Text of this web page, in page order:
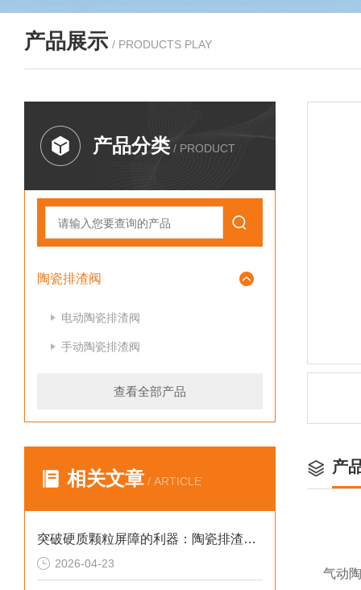
产品展示 / PRODUCTS PLAY
产品分类 / PRODUCT
陶瓷排渣阀
电动陶瓷排渣阀
手动陶瓷排渣阀
查看全部产品
相关文章 / ARTICLE
突破硬质颗粒屏障的利器：陶瓷排渣阀的设计与应用
2026-04-23
产
气动